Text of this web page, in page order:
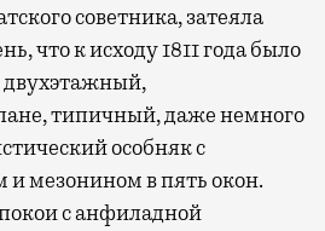
советника, затеяла
что к исходу 1811 года было
типичный, даже немного
особняк с
мезонином в пять окон.
с анфиладной